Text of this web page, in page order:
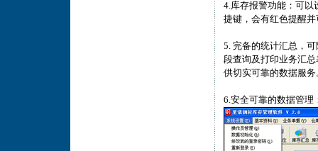
4.库存报警功能：可以
捷键，会有红色提醒
5. 完备的统计汇总，
段查询及打印业务汇
供切实可靠的数据服务
6.安全可靠的数据管理